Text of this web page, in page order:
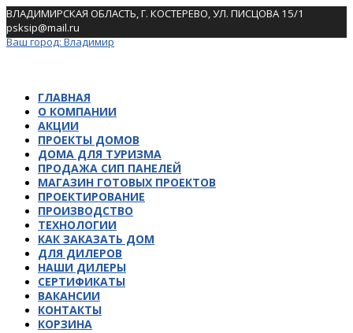
Skip
to
content
ВЛАДИМИРСКАЯ ОБЛАСТЬ, Г. КОСТЕРЕВО, УЛ. ПИСЦОВА 15/1
psksip@mail.ru
Ваш город:Владимир
ГЛАВНАЯ
О КОМПАНИИ
АКЦИИ
ПРОЕКТЫ ДОМОВ
ДОМА ДЛЯ ТУРИЗМА
ПРОДАЖА СИП ПАНЕЛЕЙ
МАГАЗИН ГОТОВЫХ ПРОЕКТОВ
ПРОЕКТИРОВАНИЕ
ПРОИЗВОДСТВО
ТЕХНОЛОГИИ
КАК ЗАКАЗАТЬ ДОМ
ДЛЯ ДИЛЕРОВ
НАШИ ДИЛЕРЫ
СЕРТИФИКАТЫ
ВАКАНСИИ
КОНТАКТЫ
КОРЗИНА